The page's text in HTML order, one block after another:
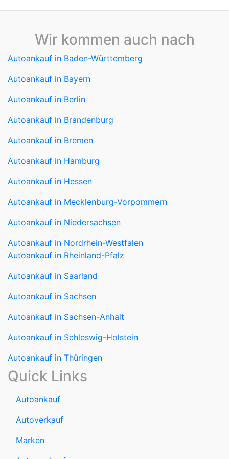
Wir kommen auch nach
Autoankauf in Baden-Württemberg
Autoankauf in Bayern
Autoankauf in Berlin
Autoankauf in Brandenburg
Autoankauf in Bremen
Autoankauf in Hamburg
Autoankauf in Hessen
Autoankauf in Mecklenburg-Vorpommern
Autoankauf in Niedersachsen
Autoankauf in Nordrhein-Westfalen
Autoankauf in Rheinland-Pfalz
Autoankauf in Saarland
Autoankauf in Sachsen
Autoankauf in Sachsen-Anhalt
Autoankauf in Schleswig-Holstein
Autoankauf in Thüringen
Quick Links
Autoankauf
Autoverkauf
Marken